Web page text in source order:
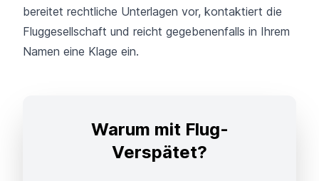
bereitet rechtliche Unterlagen vor, kontaktiert die
Fluggesellschaft und reicht gegebenenfalls in Ihrem
Namen eine Klage ein.
Warum mit Flug-
Verspätet?